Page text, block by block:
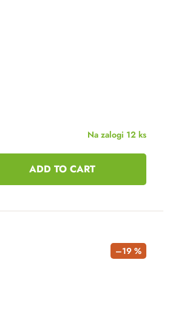
Na zalogi 12 ks
ADD TO CART
–19 %